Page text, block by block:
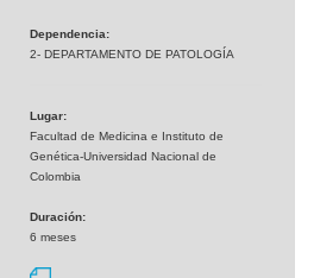
Dependencia:
2- DEPARTAMENTO DE PATOLOGÍA
Lugar:
Facultad de Medicina e Instituto de
Genética-Universidad Nacional de
Colombia
Duración:
6 meses